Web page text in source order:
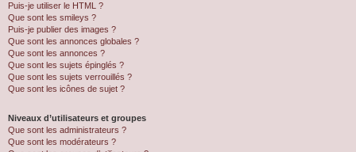
Puis-je utiliser le HTML ?
Que sont les smileys ?
Puis-je publier des images ?
Que sont les annonces globales ?
Que sont les annonces ?
Que sont les sujets épinglés ?
Que sont les sujets verrouillés ?
Que sont les icônes de sujet ?
Niveaux d’utilisateurs et groupes
Que sont les administrateurs ?
Que sont les modérateurs ?